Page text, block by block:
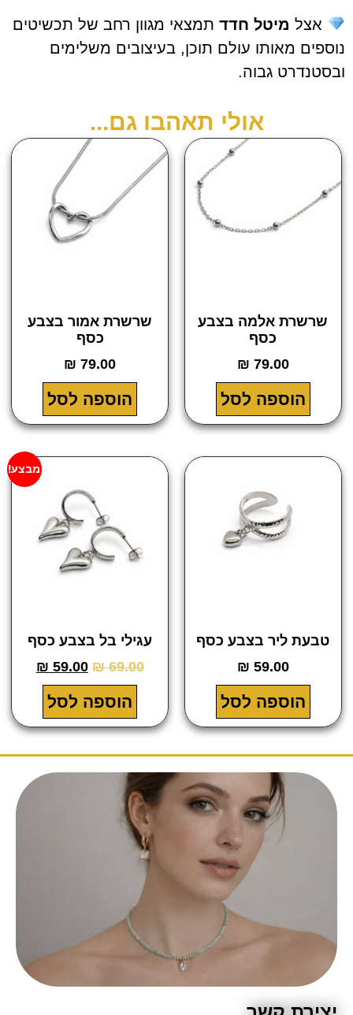
אצלמיטל חדדתמצאי מגוון רחב של תכשיטים
מאותו עולם תוכן, בעיצובים משלימים
גבוה.
אולי תאהבו גם...
שרשרת אלמה בצבע
כסף
₪79.00
הוספה לסל
שרשרת אמור בצבע
כסף
₪79.00
הוספה לסל
טבעת ליר בצבע כסף
₪59.00
הוספה לסל
מבצע!
עגילי בל בצבע כסף
₪69.00
₪59.00
הוספה לסל